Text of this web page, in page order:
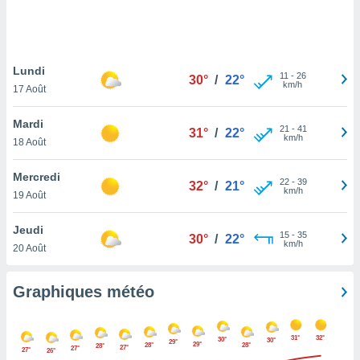
pas
de
à
cas,
que
sur le
ne
Lundi
17 Août
30° / 22° 11 - 26
km/h
Mardi
18 Août
31° / 22° 21 - 41
km/h
Mercredi
19 Août
32° / 21° 22- 39
km/h
Jeudi
20 Août
30° / 22° 15- 35
km/h
Graphiques météo
27° 26° 27° 28° 27° 28° 29° 29°
30°
28°
30° 31° 32°